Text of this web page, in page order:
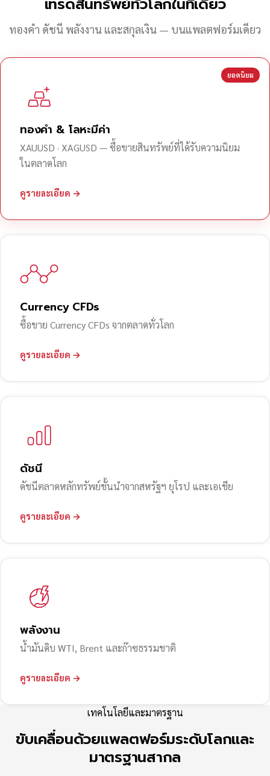
ทองคำ ดัชนี พลังงาน และสกุลเงิน — บนแพลตฟอร์มเดียว
ยอดนิยม
ทองคำ & โลหะมีค่า
XAUUSD · XAGUSD — ซื้อขายสินทรัพย์ที่ได้รับความนิยม
ในตลาดโลก
ดูรายละเอียด →
Currency CFDs
ซื้อขาย Currency CFDs จากตลาดทั่วโลก
ดูรายละเอียด →
ดัชนี
ดัชนีตลาดหลักทรัพย์ชั้นนำจากสหรัฐฯ ยุโรป และเอเชีย
ดูรายละเอียด →
พลังงาน
น้ำมันดิบ WTI, Brent และก๊าซธรรมชาติ
ดูรายละเอียด →
เทคโนโลยีและมาตรฐาน
ขับเคลื่อนด้วยแพลตฟอร์มระดับโลกและ
มาตรฐานสากล